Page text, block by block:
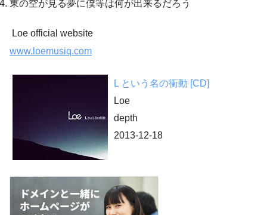
東の空が見る夢に僕等は何が出来るだろう
Loe official website
www.loemusiq.com
L という名の衝動 [CD]
Loe
depth
2013-12-18